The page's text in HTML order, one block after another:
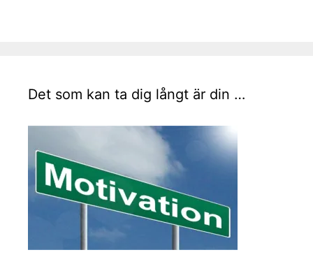
Det som kan ta dig långt är din …